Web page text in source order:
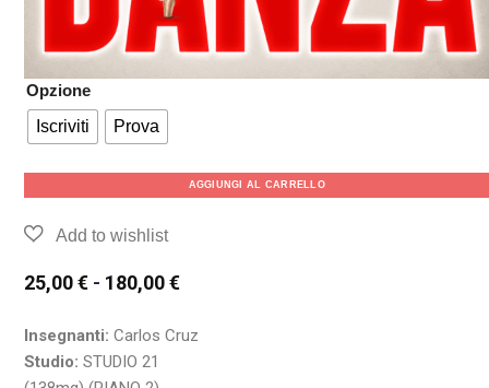
Opzione
Iscriviti
Prova
AGGIUNGI AL CARRELLO
25,00€ - 180,00€
Insegnanti: Carlos Cruz
Studio: STUDIO 21